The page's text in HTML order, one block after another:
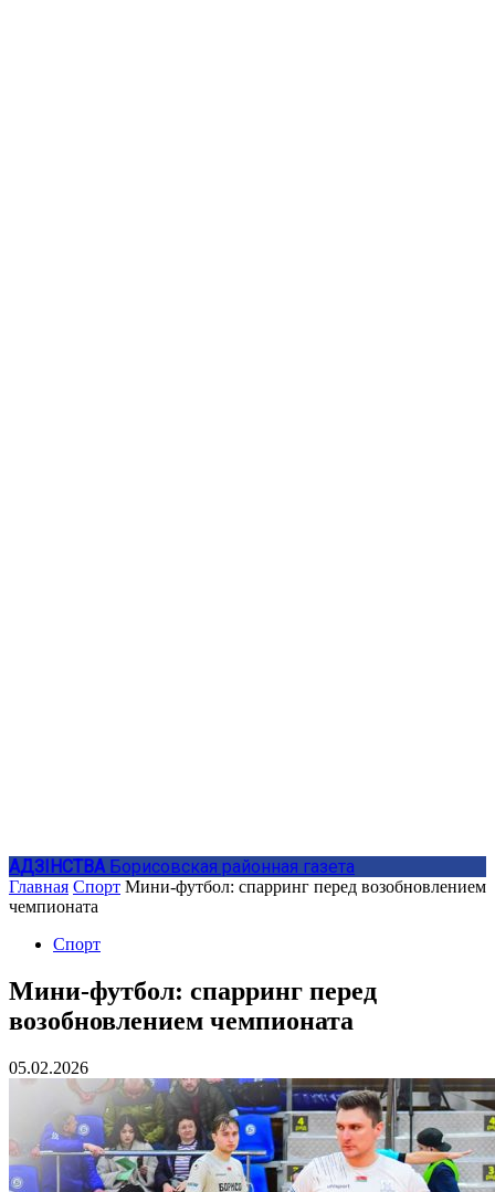
АДЗIНСТВА Борисовская районная газета
Главная Спорт Мини-футбол: спарринг перед возобновлением
чемпионата
Спорт
Мини-футбол: спарринг перед
возобновлением чемпионата
05.02.2026